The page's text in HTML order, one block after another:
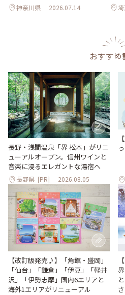
神奈川県 2026.07.14
おすすめ
長野・浅間温泉「界 松本」がリニ
ューアルオープン。信州ワインと
音楽に浸るエレガントな湯宿へ
長野県 [PR] 2026.08.05
【改訂版発売♪】「角館・盛岡」
「仙台」「鎌倉」「伊豆」「軽井
沢」「伊勢志摩」国内6エリアと
海外1エリアがリニューアル